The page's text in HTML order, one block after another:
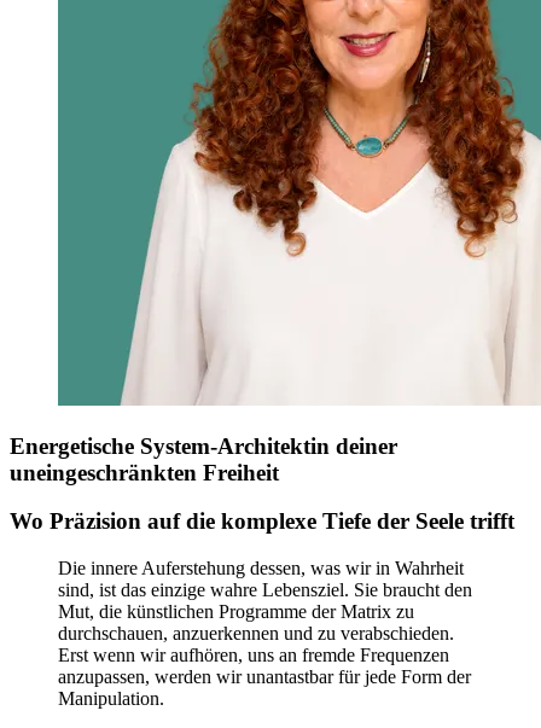
Energetische System-Architektin deiner
uneingeschränkten Freiheit
Wo Präzision auf die komplexe Tiefe der Seele trifft
Die innere Auferstehung dessen, was wir in Wahrheit
sind, ist das einzige wahre Lebensziel. Sie braucht den
Mut, die künstlichen Programme der Matrix zu
durchschauen, anzuerkennen und zu verabschieden.
Erst wenn wir aufhören, uns an fremde Frequenzen
anzupassen, werden wir unantastbar für jede Form der
Manipulation.